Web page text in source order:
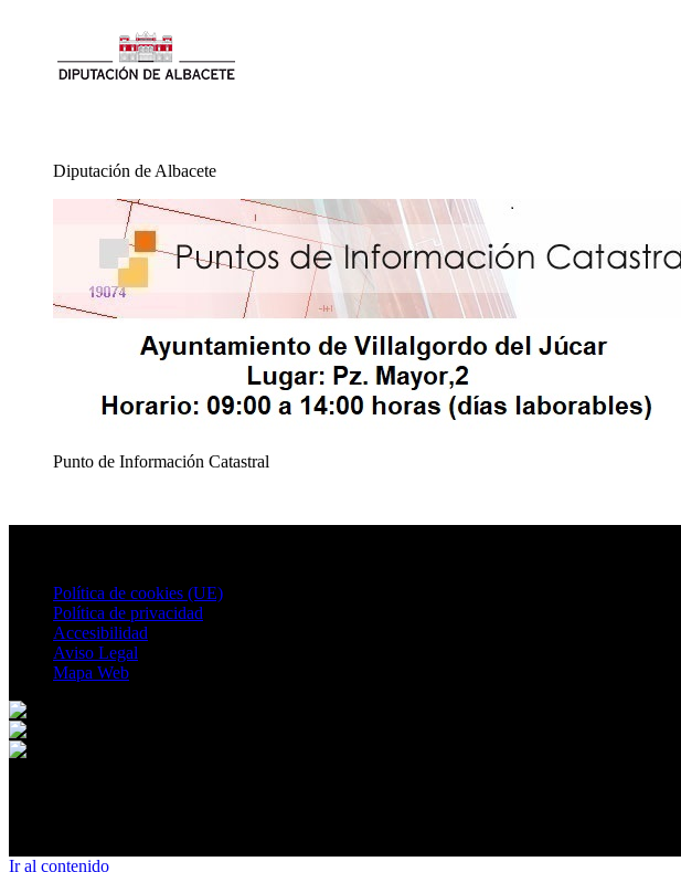
Diputación de Albacete
Punto de Información Catastral
Política de cookies (UE)
Política de privacidad
Accesibilidad
Aviso Legal
Mapa Web
Ir al contenido